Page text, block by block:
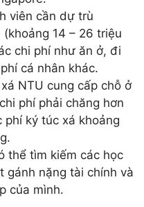
viên cần dự trù
(khoảng 14 – 26 triệu
chi phí như ăn ở, đi
cá nhân khác.
NTU cung cấp chỗ ở
phí phải chăng hơn
phí ký túc xá khoảng
thể tìm kiếm các học
gánh nặng tài chính và
của mình.